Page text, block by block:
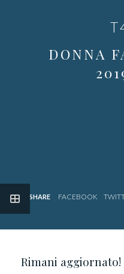
DONNA
SHARE
Rimani aggiornato!